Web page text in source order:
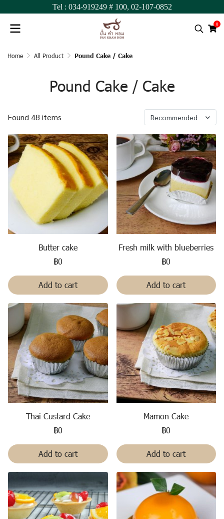
Tel : 034-919249# 100, 02-107-0852
0
Home All Product Pound Cake / Cake
Pound Cake / Cake
Found 48 items Recommended
Butter cake
฿0
Add to cart
Fresh milk with blueberries
฿0
Add to cart
Thai Custard Cake
฿0
Add to cart
Mamon Cake
฿0
Add to cart